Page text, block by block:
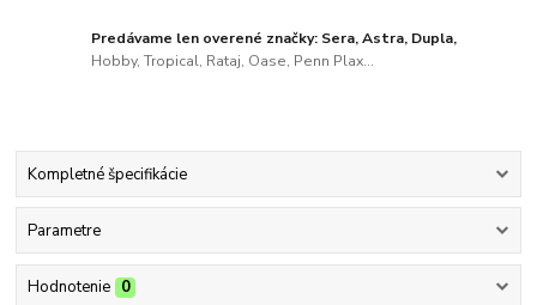
Predávame len overené značky: Sera, Astra, Dupla,
Hobby, Tropical, Rataj, Oase, Penn Plax...
Kompletné špecifikácie
Parametre
Hodnotenie 0